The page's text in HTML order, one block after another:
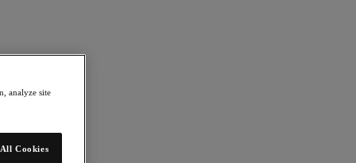
analyze site
Cookies